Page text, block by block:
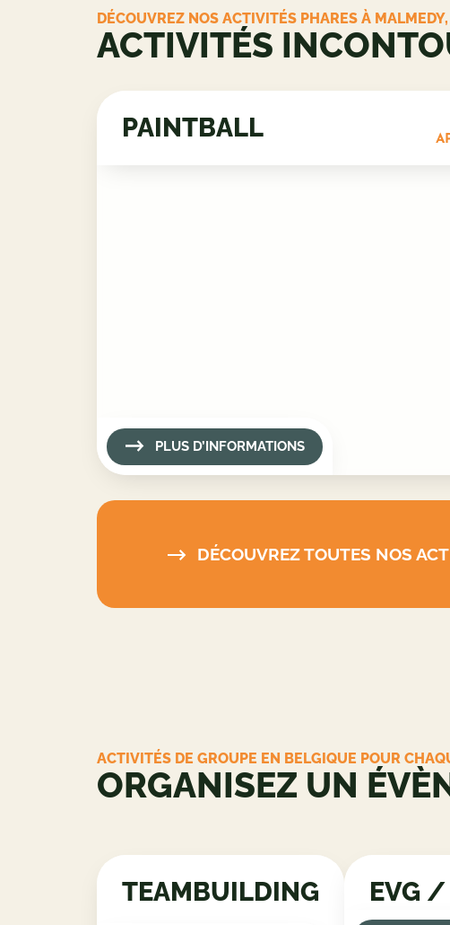
DÉCOUVREZ NOS ACTIVITÉS PHARES À
ACTIVITÉS
PAINTBALL
PLUS D’INFORMATIONS
DÉCOUVREZ TOUTES NOS
ACTIVITÉS DE GROUPE EN BELGIQUE POUR
ORGANISEZ UN